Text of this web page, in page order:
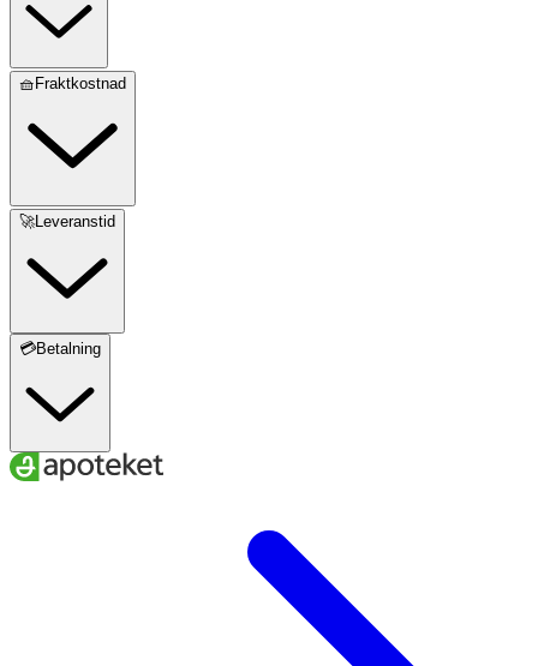
🧺Fraktkostnad
🚀Leveranstid
💳Betalning